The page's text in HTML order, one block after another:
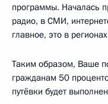
программы. Началась
радио, в СМИ,
главное, это в
Таким образом, Ваше
гражданам 50
путёвки будет